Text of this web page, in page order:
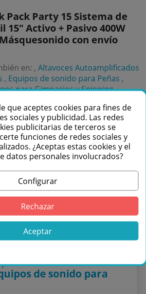
Pack Party 15 Sistema de
15" Activo + Pasivo 400W
con envío
en: ,Altavoces Autoamplificados
, Equipos de sonido para Peñas ,
para Gimnasios y Spinning,
Fiesta,Altavoz Party Fiesta,
productosMarkde la
productos
productosMarkde la
de sonido para
que aceptes cookies para fines de
sociales y publicidad. Las redes
publicitarias de terceros se
funciones de redes sociales y
¿Aceptas estas cookies y el
datos personales involucrados?
Configurar
Rechazar
Aceptar